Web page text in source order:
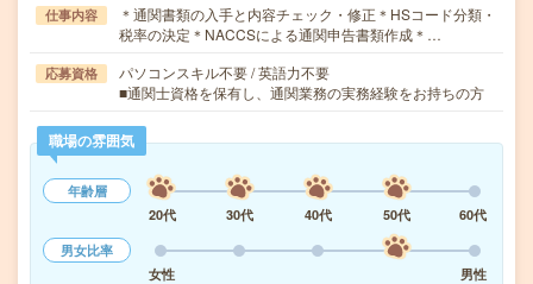
仕事内容
＊通関書類の入手と内容チェック・修正＊HSコード分類・
税率の決定＊NACCSによる通関申告書類作成＊…
応募資格
パソコンスキル不要 / 英語力不要
■通関士資格を保有し、通関業務の実務経験をお持ちの方
職場の雰囲気
年齢層
20代
30代 40代 50代
60代
男女比率
女性
男性